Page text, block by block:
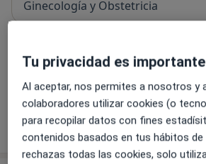
Ginecología y Obstetricia
Fecundación In Vitro (FIV)
¿Cómo funcionan los precios?
Tu privacidad es importante
Al aceptar, nos permites a nosotros y
colaboradores utilizar cookies (o
para recopilar datos con fines
contenidos basados en tus hábitos de
rechazas todas las cookies, solo